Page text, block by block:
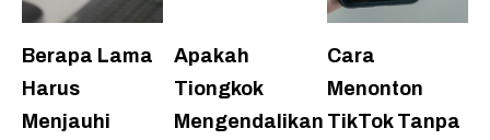
Berapa Lama
Harus
Menjauhi
Apakah
Tiongkok
Mengendalikan
Cara
Menonton
TikTok Tanpa